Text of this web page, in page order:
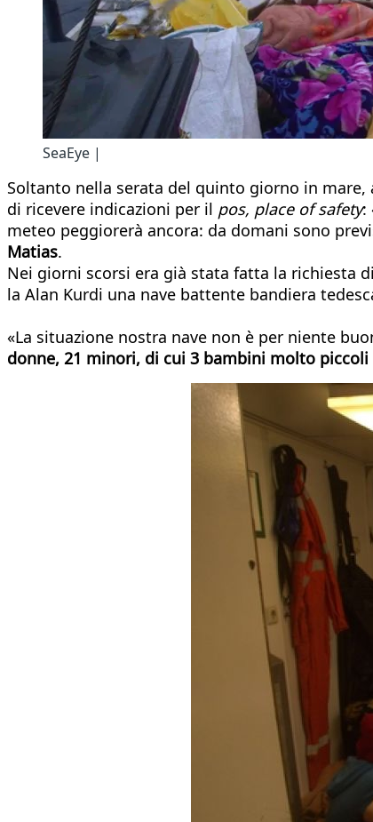
SeaEye |
Soltanto nella serata del quinto giorno in
di ricevere indicazioni per il pos, place of safety:
meteo peggiorerà ancora: da domani sono
Matias.
Nei giorni scorsi era già stata fatta la richiesta
la Alan Kurdi una nave battente bandiera
«La situazione nostra nave non è per niente
donne, 21 minori, di cui 3 bambini molto